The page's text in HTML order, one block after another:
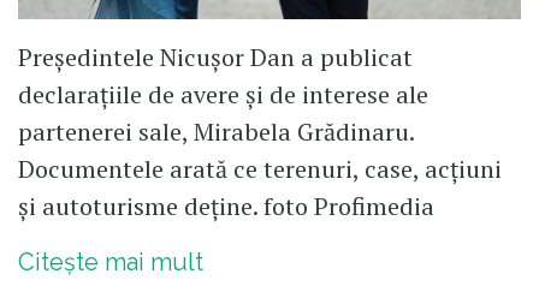
Președintele Nicușor Dan a publicat
declarațiile de avere și de interese ale
partenerei sale, Mirabela Grădinaru.
Documentele arată ce terenuri, case, acțiuni
și autoturisme deține. foto Profimedia
Citește mai mult